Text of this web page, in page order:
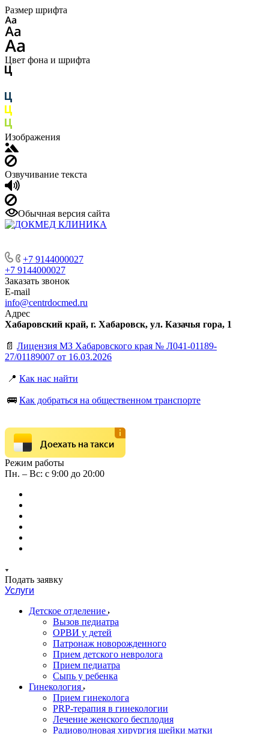
Размер шрифта
Цвет фона и шрифта
Изображения
Озвучивание текста
Обычная версия сайта
+7 9144000027
+7 9144000027
Заказать звонок
E-mail
info@centrdocmed.ru
Адрес
Хабаровский край, г. Хабаровск, ул. Казачья гора, 1
📄 Лицензия МЗ Хабаровского края № Л041-01189-
27/01189007 от 16.03.2026
📍 Как нас найти
🚌 Как добраться на общественном транспорте
Доехать на такси
Режим работы
Пн. – Вс: с 9:00 до 20:00
Подать заявку
Услуги
Детское отделение
Вызов педиатра
ОРВИ у детей
Патронаж новорожденного
Прием детского невролога
Прием педиатра
Сыпь у ребенка
Гинекология
Прием гинеколога
PRP-терапия в гинекологии
Лечение женского бесплодия
Радиоволновая хирургия шейки матки